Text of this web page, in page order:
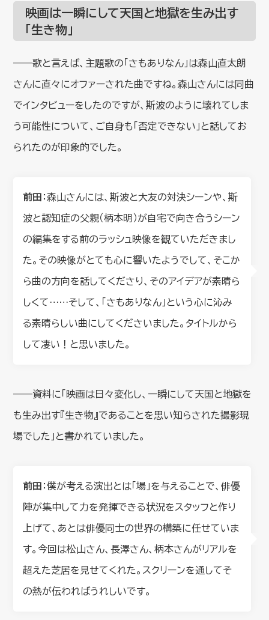
映画は一瞬にして天国と地獄を生み出す
「生き物」
――歌と言えば、主題歌の「さもありなん」は森山直太朗
さんに直々にオファーされた曲ですね。森山さんには同曲
でインタビューをしたのですが、斯波のように壊れてしま
う可能性について、ご自身も「否定できない」と話してお
られたのが印象的でした。
前田 ：森山さんには、斯波と大友の対決シーンや、斯
波と認知症の父親（柄本明）が自宅で向き合うシーン
の編集をする前のラッシュ映像を観ていただきまし
た。その映像がとても心に響いたようでして、そこか
ら曲の方向を話してくださり、そのアイデアが素晴ら
しくて……そして、「さもありなん」という心に沁み
る素晴らしい曲にしてくださいました。タイトルから
して凄い！と思いました。
――資料に「映画は日々変化し、一瞬にして天国と地獄を
も生み出す『生き物』であることを思い知らされた撮影現
場でした」と書かれていました。
前田 ：僕が考える演出とは「場」を与えることで、俳優
陣が集中して力を発揮できる状況をスタッフと作り
上げて、あとは俳優同士の世界の構築に任せていま
す。今回は松山さん、長澤さん、柄本さんがリアルを
超えた芝居を見せてくれた。スクリーンを通してそ
の熱が伝わればうれしいです。